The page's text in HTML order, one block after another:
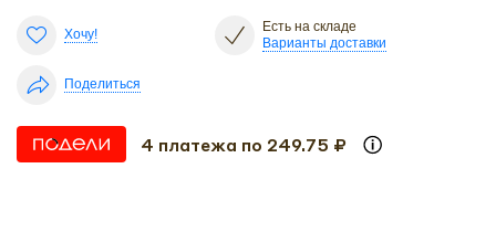
Хочу!
Есть на складе
Варианты доставки
Поделиться
4 платежа по 249.75 ₽